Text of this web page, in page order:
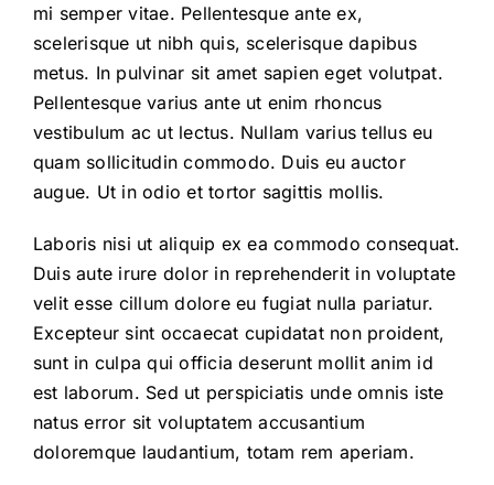
mi semper vitae. Pellentesque ante ex,
scelerisque ut nibh quis, scelerisque dapibus
metus. In pulvinar sit amet sapien eget volutpat.
Pellentesque varius ante ut enim rhoncus
vestibulum ac ut lectus. Nullam varius tellus eu
quam sollicitudin commodo. Duis eu auctor
augue. Ut in odio et tortor sagittis mollis.
Laboris nisi ut aliquip ex ea commodo consequat.
Duis aute irure dolor in reprehenderit in voluptate
velit esse cillum dolore eu fugiat nulla pariatur.
Excepteur sint occaecat cupidatat non proident,
sunt in culpa qui officia deserunt mollit anim id
est laborum. Sed ut perspiciatis unde omnis iste
natus error sit voluptatem accusantium
doloremque laudantium, totam rem aperiam.